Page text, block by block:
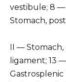
vestibule; 8
Stomach,
II —
ligament; 13